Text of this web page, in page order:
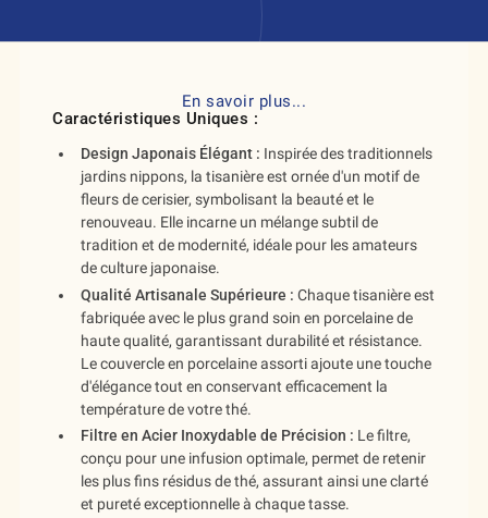
En savoir plus...
Caractéristiques Uniques :
Design Japonais Élégant : Inspirée des traditionnels
jardins nippons, la tisanière est ornée d'un motif de
fleurs de cerisier, symbolisant la beauté et le
renouveau. Elle incarne un mélange subtil de
tradition et de modernité, idéale pour les amateurs
de culture japonaise.
Qualité Artisanale Supérieure : Chaque tisanière est
fabriquée avec le plus grand soin en porcelaine de
haute qualité, garantissant durabilité et résistance.
Le couvercle en porcelaine assorti ajoute une touche
d'élégance tout en conservant efficacement la
température de votre thé.
Filtre en Acier Inoxydable de Précision : Le filtre,
conçu pour une infusion optimale, permet de retenir
les plus fins résidus de thé, assurant ainsi une clarté
et pureté exceptionnelle à chaque tasse.